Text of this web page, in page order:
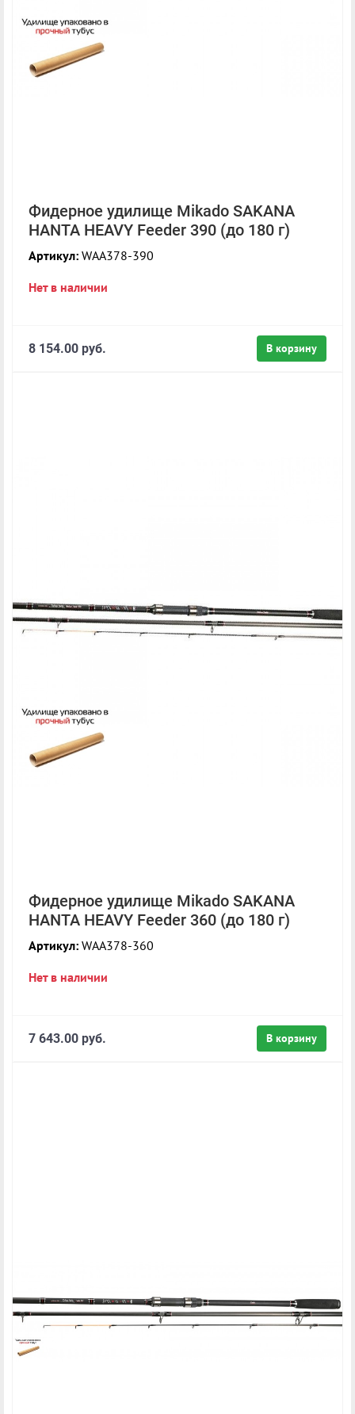
Фидерное удилище Mikado SAKANA
HANTA HEAVY Feeder 390 (до 180 г)
Артикул: WAA378-390
Нет в наличии
В корзину
8 154.00 руб.
Фидерное удилище Mikado SAKANA
HANTA HEAVY Feeder 360 (до 180 г)
Артикул: WAA378-360
Нет в наличии
В корзину
7 643.00 руб.